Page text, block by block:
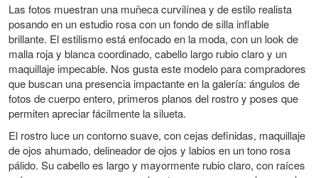
Las fotos muestran una muñeca curvilínea y de estilo realista
posando en un estudio rosa con un fondo de silla inflable
brillante. El estilismo está enfocado en la moda, con un look de
malla roja y blanca coordinado, cabello largo rubio claro y un
maquillaje impecable. Nos gusta este modelo para compradores
que buscan una presencia impactante en la galería: ángulos de
fotos de cuerpo entero, primeros planos del rostro y poses que
permiten apreciar fácilmente la silueta.
El rostro luce un contorno suave, con cejas definidas, maquillaje
de ojos ahumado, delineador de ojos y labios en un tono rosa
pálido. Su cabello es largo y mayormente rubio claro, con raíces